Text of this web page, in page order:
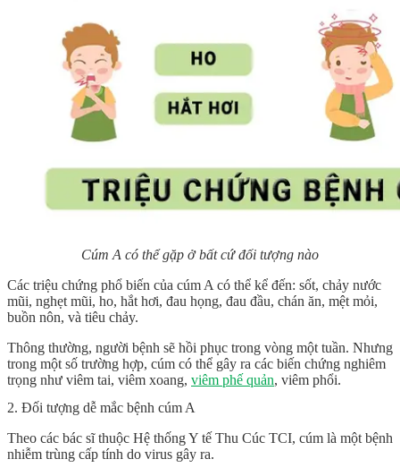
Cúm A có thể gặp ở bất cứ đối tượng nào
Các triệu chứng phổ biến của cúm A có thể kể đến: sốt, chảy nước
mũi, nghẹt mũi, ho, hắt hơi, đau họng, đau đầu, chán ăn, mệt mỏi,
buồn nôn, và tiêu chảy.
Thông thường, người bệnh sẽ hồi phục trong vòng một tuần. Nhưng
trong một số trường hợp, cúm có thể gây ra các biến chứng nghiêm
trọng như viêm tai, viêm xoang, viêm phế quản, viêm phổi.
2. Đối tượng dễ mắc bệnh cúm A
Theo các bác sĩ thuộc Hệ thống Y tế Thu Cúc TCI, cúm là một bệnh
nhiễm trùng cấp tính do virus gây ra.